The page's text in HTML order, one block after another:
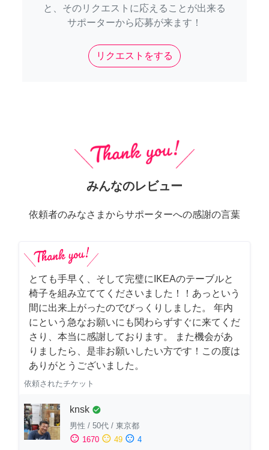
と、そのリクエストに応えることが出来る
サポーターから応募が来ます！
リクエストをする
みんなのレビュー
依頼者のみなさまからサポーターへの感謝の言葉
とても手早く、そして完璧にIKEAのテーブルと
椅子を組み立ててくださいました！！あっという
間に出来上がったのでびっくりしました。 年内
にという急なお願いにも関わらずすぐに来てくだ
さり、本当に感謝しております。 また機会があ
りましたら、是非お願いしたい方です！この度は
ありがとうございました。
依頼されたチケット
knsk check_circle
男性 / 50代 / 東京都
sentiment_satisfied 1670 sentiment_neutral 49 sentiment_dissatisfied 4